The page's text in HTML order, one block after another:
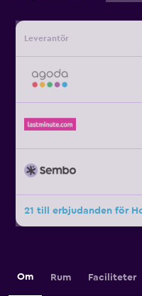
Leverantör
21 till erbjudanden för
Om Rum Faciliteter